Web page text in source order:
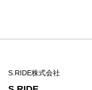
S.RIDE株式会社